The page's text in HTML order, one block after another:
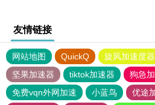
友情链接
网站地图 QuickQ 旋风加速度器
坚果加速器
tiktok加速器
狗急
免费vqn外网加速
小蓝鸟 优途